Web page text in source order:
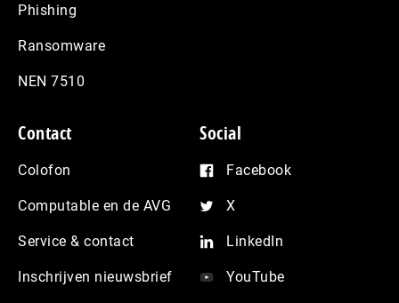
Phishing
Ransomware
NEN 7510
Contact
Colofon
Computable en de AVG
Service & contact
Inschrijven nieuwsbrief
Social
Facebook
X
LinkedIn
YouTube